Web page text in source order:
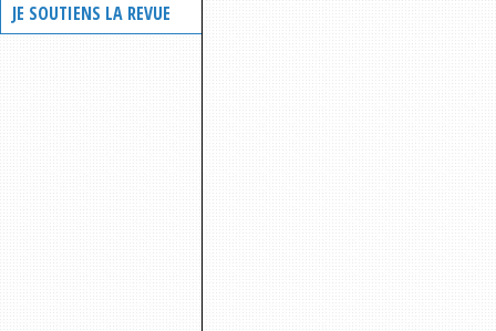
JE SOUTIENS LA REVUE